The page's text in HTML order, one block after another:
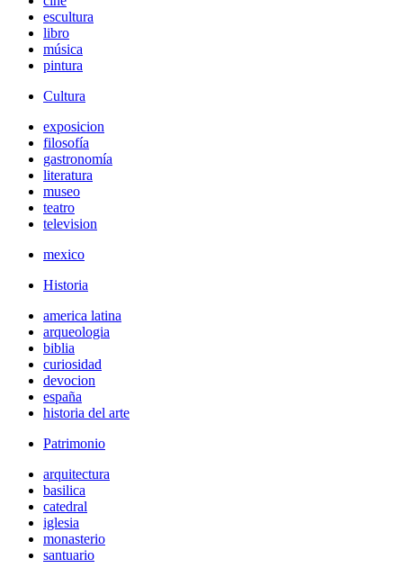
escultura
libro
música
pintura
Cultura
exposicion
filosofía
gastronomía
literatura
museo
teatro
television
mexico
Historia
america latina
arqueologia
biblia
curiosidad
devocion
españa
historia del arte
Patrimonio
arquitectura
basilica
catedral
iglesia
monasterio
santuario